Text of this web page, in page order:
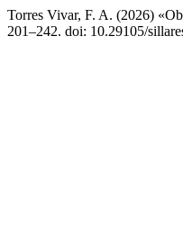
Torres Vivar, F. A. (2026)
201–242. doi: 10.29105/